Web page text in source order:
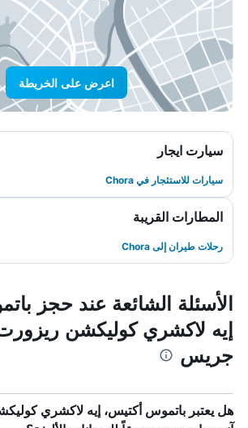
اعرض على الخريطة
سيارت ايجار
سيارات للاستئجار في Chora
المطارات القريبة
رحلات طيران إلى Chora
الأسئلة الشائعة عند حجز
إيه لاكشري كوليكشن
جريس
هل يعتبر باتموس أكتيس، إيه لاكشري